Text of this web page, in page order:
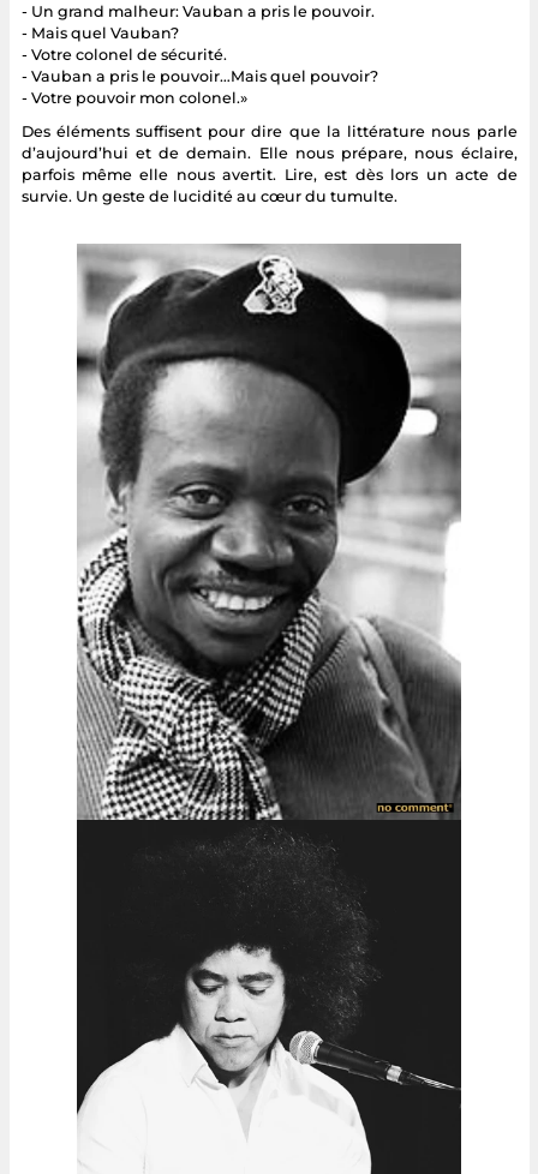
- Un grand malheur: Vauban a pris le pouvoir.
- Mais quel Vauban?
- Votre colonel de sécurité.
- Vauban a pris le pouvoir…Mais quel pouvoir?
- Votre pouvoir mon colonel.»
Des éléments suffisent pour dire que la littérature nous parle
d’aujourd’hui et de demain. Elle nous prépare, nous éclaire,
parfois même elle nous avertit. Lire, est dès lors un acte de
survie. Un geste de lucidité au cœur du tumulte.